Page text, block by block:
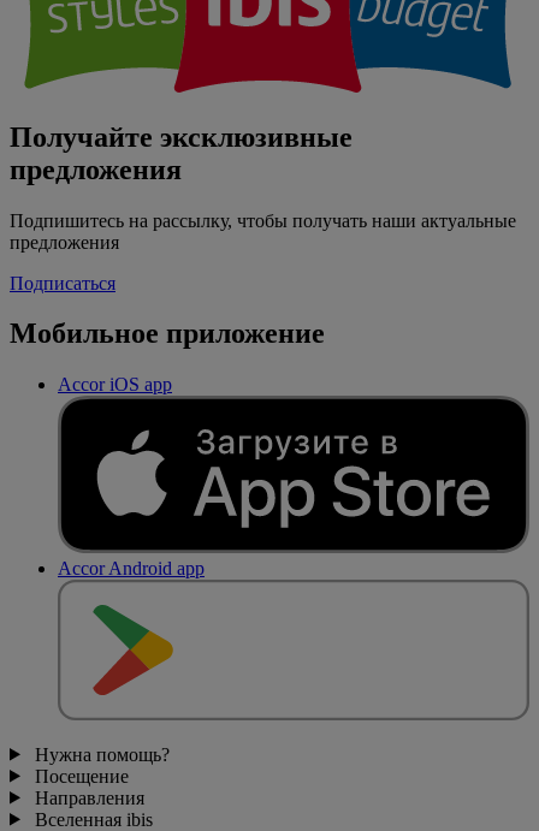
Получайте эксклюзивные
предложения
Подпишитесь на рассылку, чтобы получать наши актуальные
предложения
Подписаться
Мобильное приложение
Accor iOS app
Accor Android app
Нужна помощь?
Посещение
Направления
Вселенная ibis